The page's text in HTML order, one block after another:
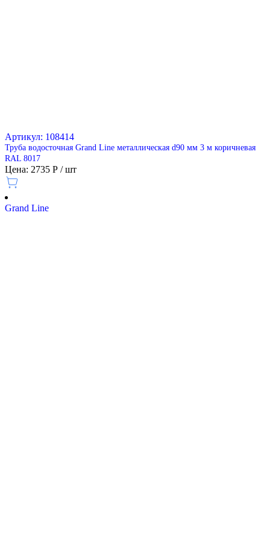
Артикул: 108414
Труба водосточная Grand Line металлическая d90 мм 3 м коричневая
RAL 8017
Цена: 2735 Р / шт
Grand Line